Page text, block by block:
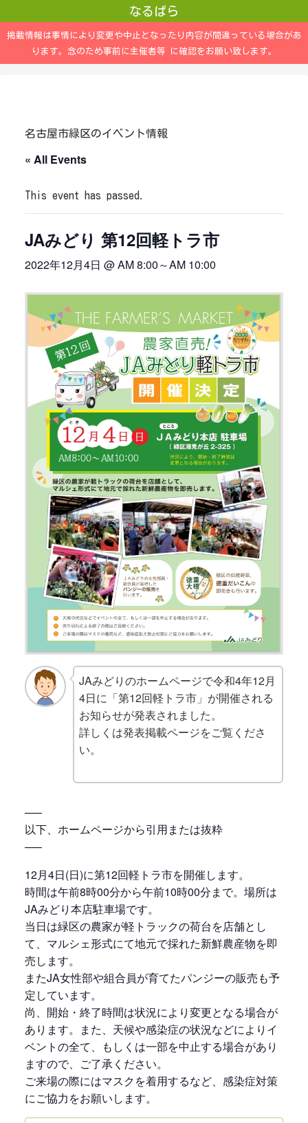
なるぱら
掲載情報は事情により変更や中止となったり内容が間違っている場合があ
ります。念のため事前に主催者等 に確認をお願い致します。
名古屋市緑区のイベント情報
« All Events
This event has passed.
JAみどり 第12回軽トラ市
2022年12月4日 @ AM 8:00～AM 10:00
JAみどりのホームページで令和4年12月
4日に「第12回軽トラ市」が開催される
お知らせが発表されました。
詳しくは発表掲載ページをご覧くださ
い。
—–
以下、ホームページから引用または抜粋
—–
12月4日(日)に第12回軽トラ市を開催します。
時間は午前8時00分から午前10時00分まで。場所は
JAみどり本店駐車場です。
当日は緑区の農家が軽トラックの荷台を店舗とし
て、マルシェ形式にて地元で採れた新鮮農産物を即
売します。
またJA女性部や組合員が育てたパンジーの販売も予
定しています。
尚、開始・終了時間は状況により変更となる場合が
あります。また、天候や感染症の状況などによりイ
ベントの全て、もしくは一部を中止する場合があり
ますので、ご了承ください。
ご来場の際にはマスクを着用するなど、感染症対策
にご協力をお願いします。